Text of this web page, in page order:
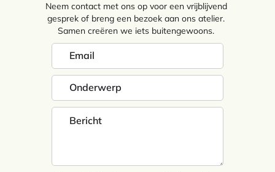
Neem contact met ons op voor een vrijblijvend
gesprek of breng een bezoek aan ons atelier.
Samen creëren we iets buitengewoons.